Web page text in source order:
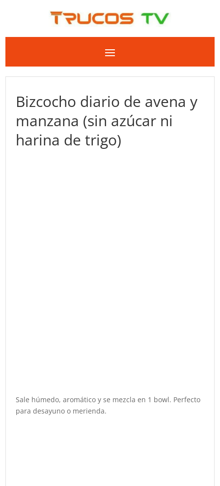
Bizcocho diario de avena y
manzana (sin azúcar ni
harina de trigo)
Sale húmedo, aromático y se mezcla en 1 bowl. Perfecto
para desayuno o merienda.